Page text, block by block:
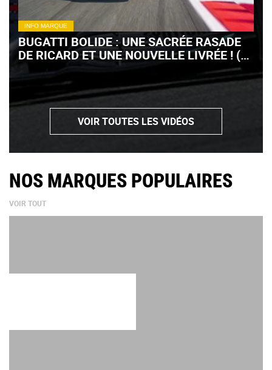
INFO MARQUE
BUGATTI BOLIDE : UNE SACRÉE RASADE
DE RICARD ET UNE NOUVELLE LIVRÉE ! (+
VIDÉO)
VOIR TOUTES LES VIDÉOS
NOS MARQUES POPULAIRES
VOIR TOUT